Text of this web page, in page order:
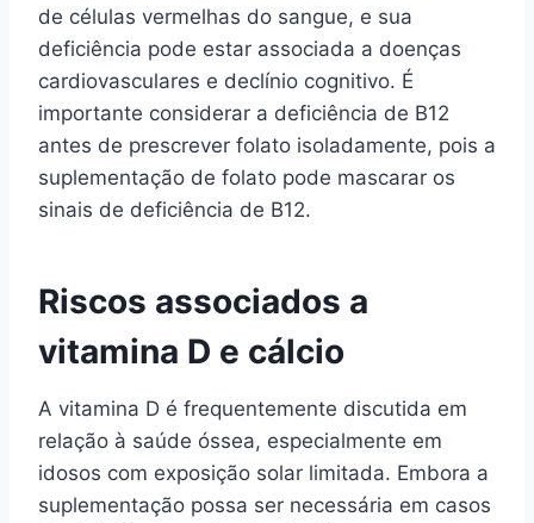
de células vermelhas do sangue, e sua
deficiência pode estar associada a doenças
cardiovasculares e declínio cognitivo. É
importante considerar a deficiência de B12
antes de prescrever folato isoladamente, pois a
suplementação de folato pode mascarar os
sinais de deficiência de B12.
Riscos associados a
vitamina D e cálcio
A vitamina D é frequentemente discutida em
relação à saúde óssea, especialmente em
idosos com exposição solar limitada. Embora a
suplementação possa ser necessária em casos